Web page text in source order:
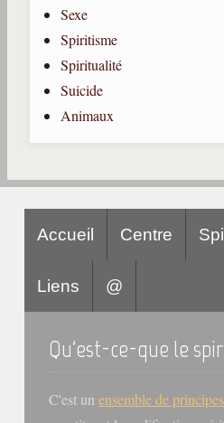
Sexe
Spiritisme
Spiritualité
Suicide
Animaux
Accueil Centre
Liens @
Qu'est-ce-que le
C'est un ensemble de